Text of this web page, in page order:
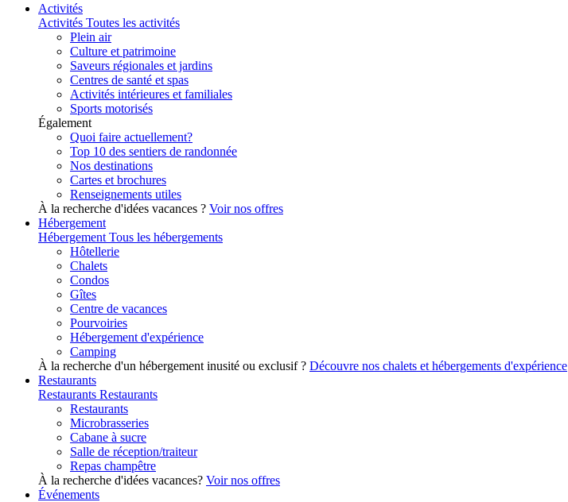
Activités
Activités Toutes les activités
Plein air
Culture et patrimoine
Saveurs régionales et jardins
Centres de santé et spas
Activités intérieures et familiales
Sports motorisés
Également
Quoi faire actuellement?
Top 10 des sentiers de randonnée
Nos destinations
Cartes et brochures
Renseignements utiles
À la recherche d'idées vacances ? Voir nos offres
Hébergement
Hébergement Tous les hébergements
Hôtellerie
Chalets
Condos
Gîtes
Centre de vacances
Pourvoiries
Hébergement d'expérience
Camping
À la recherche d'un hébergement inusité ou exclusif ? Découvre nos chalets et hébergements d'expérience
Restaurants
Restaurants Restaurants
Restaurants
Microbrasseries
Cabane à sucre
Salle de réception/traiteur
Repas champêtre
À la recherche d'idées vacances? Voir nos offres
Événements